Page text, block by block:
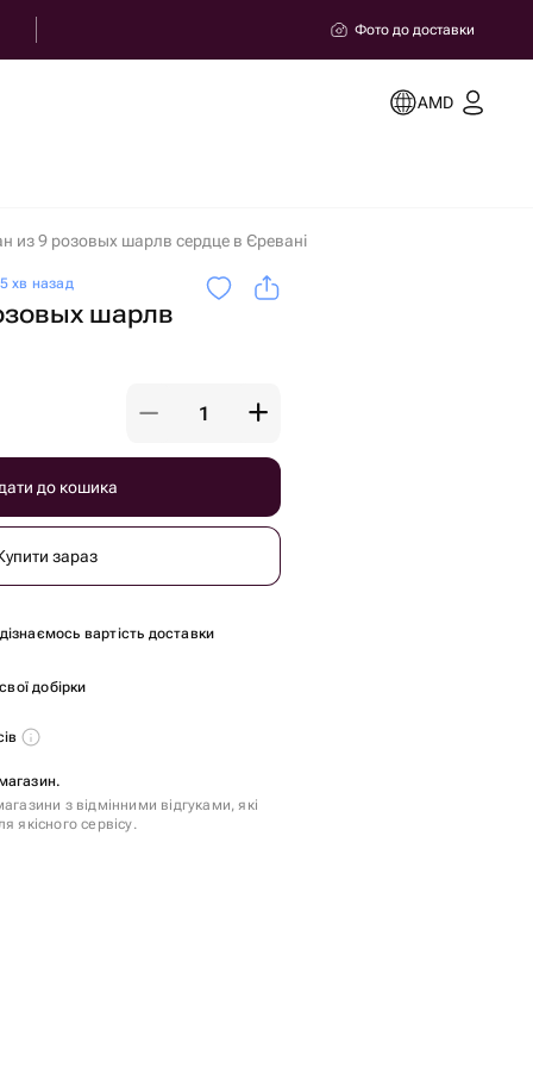
Фото до доставки
AMD
из 9 розовых шарлв сердце в Єревані
хв назад
шарлв
до кошика
зараз
вартість доставки
добірки
з відмінними відгуками, які
якісного сервісу.